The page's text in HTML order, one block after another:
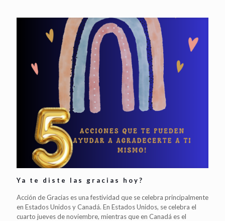
Ya te diste las gracias hoy?
Acción de Gracias es una festividad que se celebra principalmente
en Estados Unidos y Canadá. En Estados Unidos, se celebra el
cuarto jueves de noviembre, mientras que en Canadá es el